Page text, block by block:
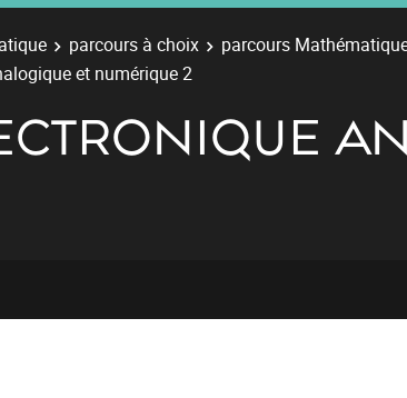
parcours à choix
parcours
et numérique 2